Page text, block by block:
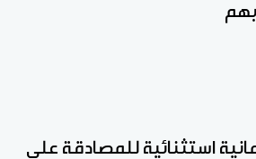
استثنائية للمصادقة على